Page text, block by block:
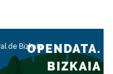
de BizkaiaOPENDATA.
BIZKAIA